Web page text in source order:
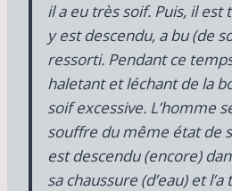
il a eu très soif. Puis, il
y est descendu, a bu (de
ressorti. Pendant ce
haletant et léchant de la
soif excessive. L’homme
souffre du même état de
est descendu (encore)
sa chaussure (d’eau) et